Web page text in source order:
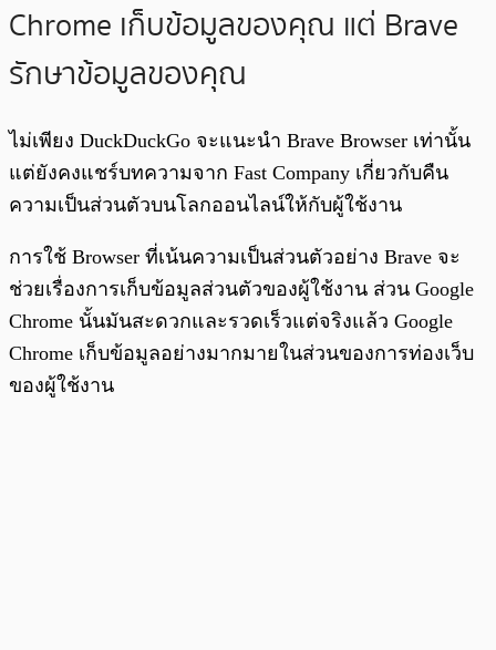
Chrome เก็บข้อมูลของคุณ แต่ Brave
รักษาข้อมูลของคุณ
ไม่เพียง DuckDuckGo จะแนะนำ Brave Browser เท่านั้น
แต่ยังคงแชร์บทความจาก Fast Company เกี่ยวกับคืน
ความเป็นส่วนตัวบนโลกออนไลน์ให้กับผู้ใช้งาน
การใช้ Browser ที่เน้นความเป็นส่วนตัวอย่าง Brave จะ
ช่วยเรื่องการเก็บข้อมูลส่วนตัวของผู้ใช้งาน ส่วน Google
Chrome นั้นมันสะดวกและรวดเร็วแต่จริงแล้ว Google
Chrome เก็บข้อมูลอย่างมากมายในส่วนของการท่องเว็บ
ของผู้ใช้งาน